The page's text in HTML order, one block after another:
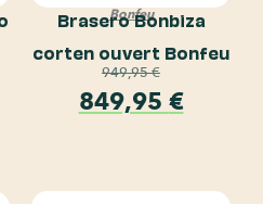
Bonfeu
Brasero Bonbiza
corten ouvert Bonfeu
949,95€
849,95 €